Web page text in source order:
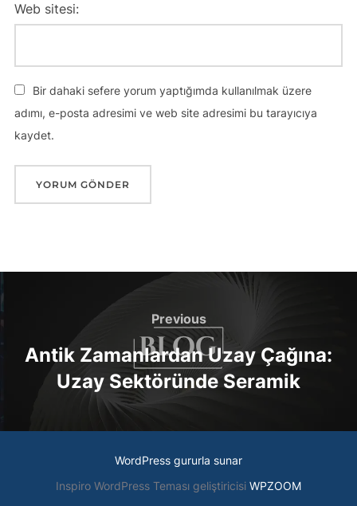
Web sitesi:
Bir dahaki sefere yorum yaptığımda kullanılmak üzere
adımı, e-posta adresimi ve web site adresimi bu tarayıcıya
kaydet.
Yazı
gezinmesi
Previous
Previous
Antik Zamanlardan Uzay Çağına:
Uzay Sektöründe Seramik
WordPress gururla sunar
Inspiro WordPress Teması geliştiricisi WPZOOM